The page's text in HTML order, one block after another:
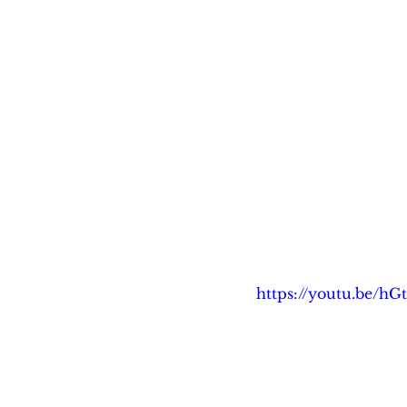
https://youtu.be/